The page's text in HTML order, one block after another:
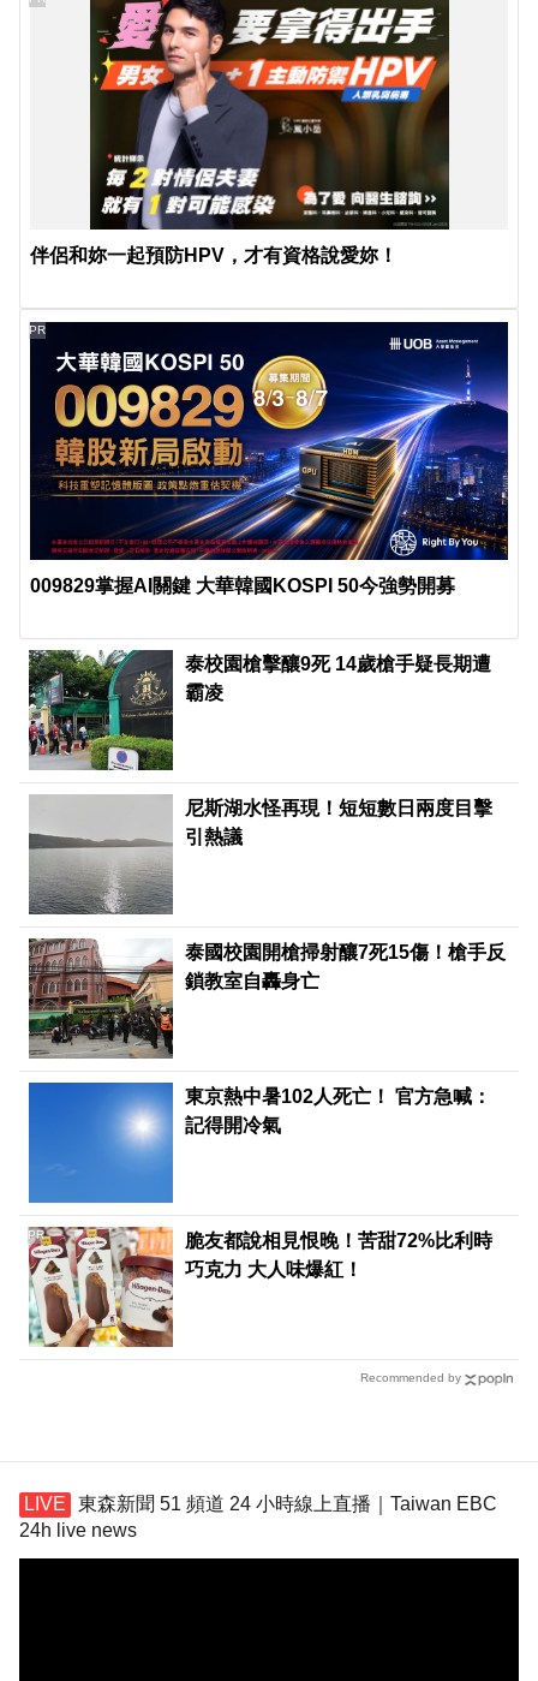
伴侶和妳一起預防HPV，才有資格說愛妳！
009829掌握AI關鍵 大華韓國KOSPI 50今強勢開募
PR
泰校園槍擊釀9死 14歲槍手疑長期遭
霸凌
尼斯湖水怪再現！短短數日兩度目擊
引熱議
泰國校園開槍掃射釀7死15傷！槍手反
鎖教室自轟身亡
東京熱中暑102人死亡！ 官方急喊：
記得開冷氣
脆友都說相見恨晚！苦甜72%比利時
巧克力 大人味爆紅！
PR
Recommended by
東森新聞 51 頻道 24 小時線上直播｜Taiwan EBC
24h live news